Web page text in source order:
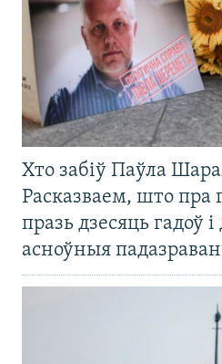
Хто забіў Паўла
Расказваем, што пра
празь дзесяць гадоў
асноўныя